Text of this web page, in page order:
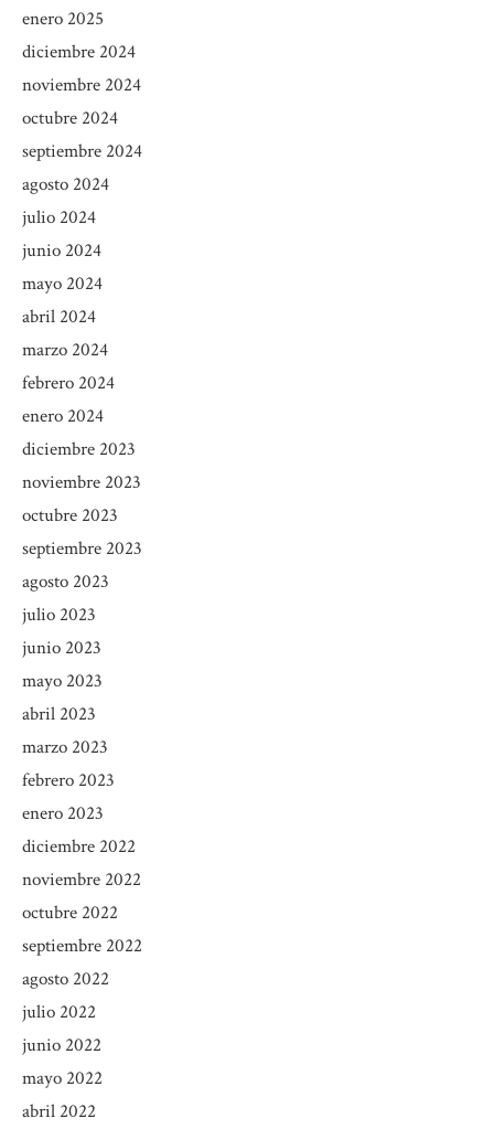
enero 2025
diciembre 2024
noviembre 2024
octubre 2024
septiembre 2024
agosto 2024
julio 2024
junio 2024
mayo 2024
abril 2024
marzo 2024
febrero 2024
enero 2024
diciembre 2023
noviembre 2023
octubre 2023
septiembre 2023
agosto 2023
julio 2023
junio 2023
mayo 2023
abril 2023
marzo 2023
febrero 2023
enero 2023
diciembre 2022
noviembre 2022
octubre 2022
septiembre 2022
agosto 2022
julio 2022
junio 2022
mayo 2022
abril 2022